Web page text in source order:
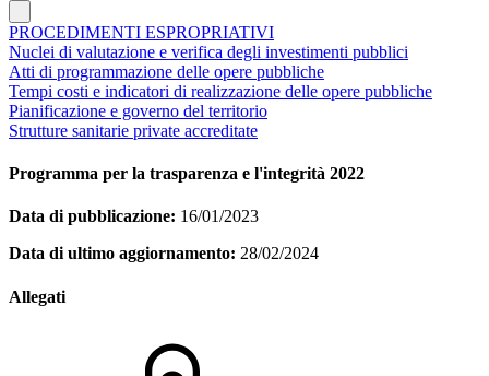
PROCEDIMENTI ESPROPRIATIVI
Nuclei di valutazione e verifica degli investimenti pubblici
Atti di programmazione delle opere pubbliche
Tempi costi e indicatori di realizzazione delle opere pubbliche
Pianificazione e governo del territorio
Strutture sanitarie private accreditate
Programma per la trasparenza e l'integrità 2022
Data di pubblicazione: 16/01/2023
Data di ultimo aggiornamento: 28/02/2024
Allegati